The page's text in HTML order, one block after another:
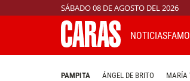
SÁBADO 08 DE AGOSTO DEL 2026
NOTICIAS
PAMPITA ÁNGEL DE BRITO MARÍA